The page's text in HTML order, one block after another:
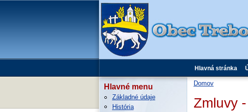
Hlavná stránka
Domov
Zmluvy
Hlavné menu
Základné údaje
História